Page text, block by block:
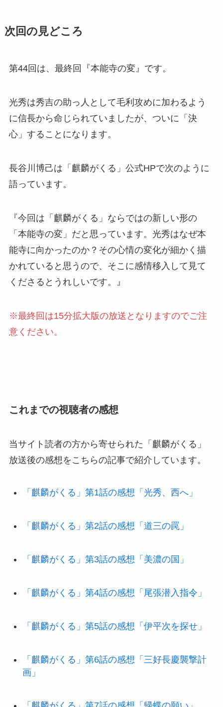
次回の見どころ
第44回は、最終回『本能寺の変』です。
光秀は秀吉の助っ人として毛利攻めに加わるよう
に信長から命じられていましたが、ついに「決
心」することになります。
長谷川博己は「麒麟がくる」公式HPで次のように
語っています。
『今回は「麒麟がくる」ならではの新しい形の
「本能寺の変」だと思っています。光秀はなぜ本
能寺に向かったのか？その心情の変化が細かく描
かれていると思うので、そこに感情移入して見て
くださるとうれしいです。』
※最終回は15分拡大版の放送となりますのでご注
意ください。
これまでの視聴者の感想
当サイト読者の方から寄せられた「麒麟がくる」
放送後の感想をこちらの記事で紹介しています。
「麒麟がくる」第1話の感想「光秀、西へ」
「麒麟がくる」第2話の感想「道三の罠」
「麒麟がくる」第3話の感想「美濃の国」
「麒麟がくる」第4話の感想「尾張潜入指令」
「麒麟がくる」第5話の感想「伊平次を探せ」
「麒麟がくる」第6話の感想「三好長慶襲撃計
画」